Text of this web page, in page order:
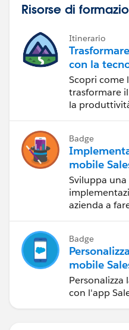
Risorse di
Itinerario
con la
Scopri come
trasformare
la
Badge
mobile
Sviluppa
azienda a
Badge
mobile
Personalizza
con l'app